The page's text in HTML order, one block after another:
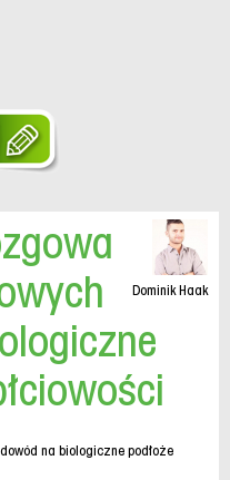
Dominik Haak
na biologiczne podłoże